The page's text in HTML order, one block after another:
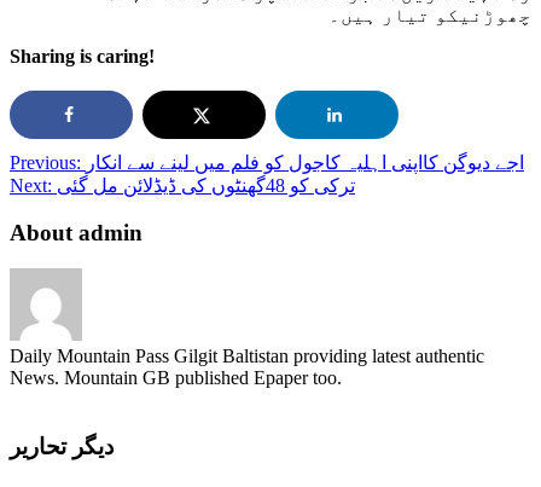
چھوڑنیکو تیار ہیں۔
Sharing is caring!
Previous: اجے دیوگن کااپنی اہلیہ کاجول کو فلم میں لینے سے انکار
Next:
ترکی کو 48گھنٹوں کی ڈیڈلائن مل گئی
About admin
Daily Mountain Pass Gilgit Baltistan providing latest authentic
News. Mountain GB published Epaper too.
دیگر تحاریر